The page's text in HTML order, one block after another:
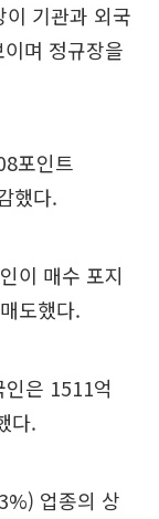
기관과 외국
며 정규장을
포인트
했다.
이 매수 포지
도했다.
은 1511억
다.
업종의 상